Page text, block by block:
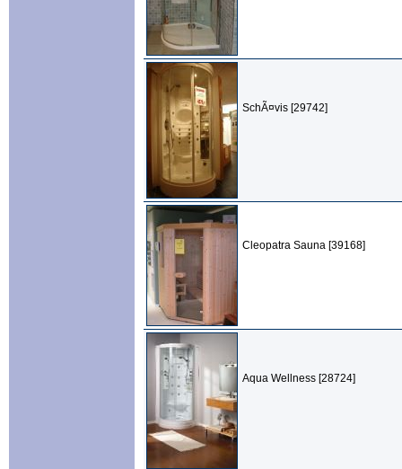
SchÃ¤vis [29742]
Cleopatra Sauna [39168]
Aqua Wellness [28724]